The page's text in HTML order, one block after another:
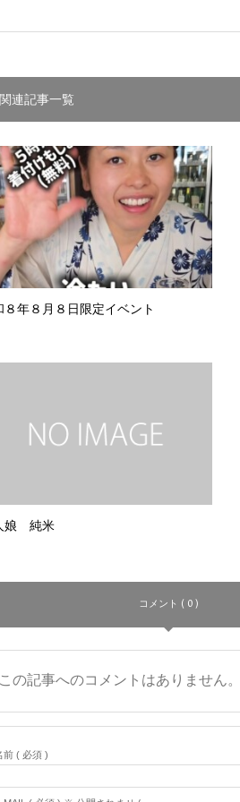
連記事一覧
８年８月８日限定イベント
娘 純米
コメント ( 0 )
の記事へのコメントはありません。
前 ( 必須 )